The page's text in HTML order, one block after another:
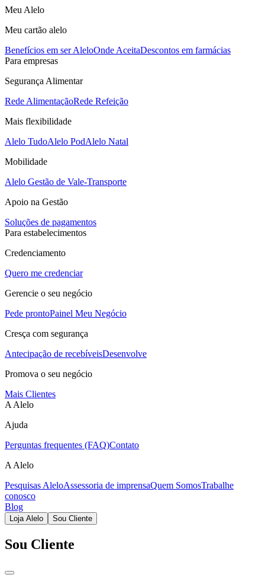
Meu Alelo
Meu cartão alelo
Benefícios em ser AleloOnde AceitaDescontos em farmácias
Para empresas
Segurança Alimentar
Rede AlimentaçãoRede Refeição
Mais flexibilidade
Alelo TudoAlelo PodAlelo Natal
Mobilidade
Alelo Gestão de Vale-Transporte
Apoio na Gestão
Soluções de pagamentos
Para estabelecimentos
Credenciamento
Quero me credenciar
Gerencie o seu negócio
Pede prontoPainel Meu Negócio
Cresça com segurança
Antecipação de recebíveisDesenvolve
Promova o seu negócio
Mais Clientes
A Alelo
Ajuda
Perguntas frequentes (FAQ)Contato
A Alelo
Pesquisas AleloAssessoria de imprensaQuem SomosTrabalhe
conosco
Blog
Loja Alelo Sou Cliente
Sou Cliente